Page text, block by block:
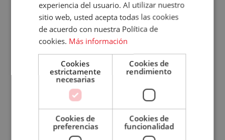
Tu
Cuenta
Email
Contraseña
¿Has olvidado tu contraseña?
Descargar
experiencia del usuario. Al utilizar nuestro
sitio web, usted acepta todas las cookies
de acuerdo con nuestra Política de
cookies. Más información
Cookies
estrictamente
necesarias
Cookies de
rendimiento
Cookies de
preferencias
Cookies de
funcionalidad